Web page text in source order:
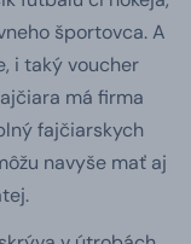
športovca. A
i taký voucher
má firma
fajčiarskych
navyše mať aj